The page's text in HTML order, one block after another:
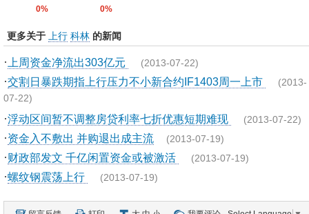
0% 0%
更多关于 上行 科林 的新闻
· 上周资金净流出303亿元 (2013-07-22)
·交割日暴跌期指上行压力不小新合约IF1403周一上市 (2013-
07-22)
·浮动区间暂不调整房贷利率七折优惠短期难现 (2013-07-22)
·资金入不敷出 并购退出成主流 (2013-07-19)
·财政部发文 千亿闲置资金或被激活 (2013-07-19)
·螺纹钢震荡上行 (2013-07-19)